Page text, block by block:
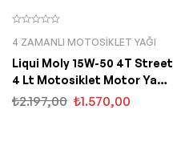
4 ZAMANLI MOTOSIKLET YAĞI
Liqui Moly 15W-50 4T Street
4 Lt Motosiklet Motor Yağı
(1689)
₺2.197,00 ₺1.570,00